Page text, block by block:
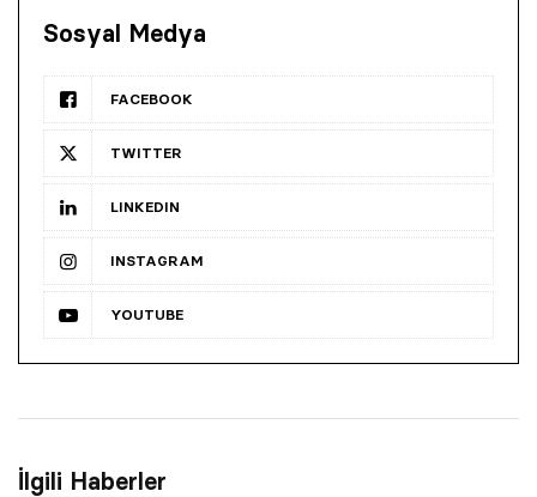
Sosyal Medya
FACEBOOK
TWITTER
LINKEDIN
INSTAGRAM
YOUTUBE
İlgili Haberler